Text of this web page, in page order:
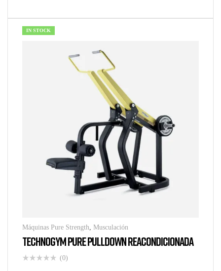
IN STOCK
Máquinas Pure Strength, Musculación
TECHNOGYM PURE PULLDOWN REACONDICIONADA
(0)